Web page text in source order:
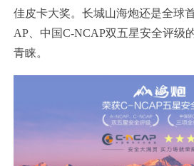
佳皮卡大奖。长城山海炮还是全球
AP、中国C-NCAP双五星安全评级
青睐。